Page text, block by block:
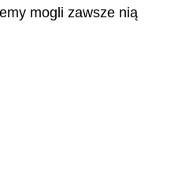
mogli zawsze nią